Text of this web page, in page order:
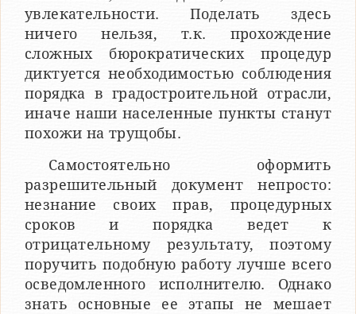
увлекательности. Поделать здесь
ничего нельзя, т.к. прохождение
сложных бюрократических процедур
диктуется необходимостью соблюдения
порядка в градостроительной отрасли,
иначе наши населенные пункты станут
похожи на трущобы.
Самостоятельно оформить
разрешительный документ непросто:
незнание своих прав, процедурных
сроков и порядка ведет к
отрицательному результату, поэтому
поручить подобную работу лучше всего
осведомленного исполнителю. Однако
знать основные ее этапы не мешает